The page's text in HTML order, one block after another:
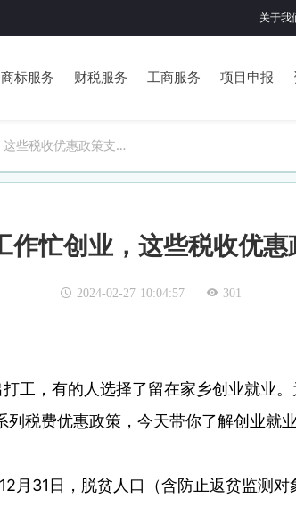
关于我
商标服务 财税服务 工商服务 项目申报
些税收优惠政策支持
作忙创业，这些税收优惠
2024-02-27 10:04:57 301
工，有的人选择了留在家乡创业就业
列税费优惠政策，今天带你了解创业
月31日，脱贫人口（含防止返贫监测